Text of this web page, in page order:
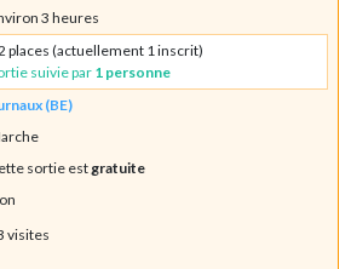
3 heures
places (actuellement 1 inscrit)
suivie par1 personne
(BE)
sortie estgratuite
visites